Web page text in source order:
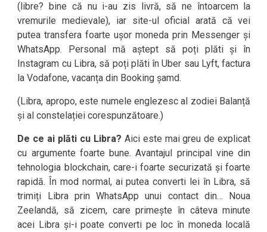
(libre? bine că nu i-au zis livră, să ne întoarcem la
vremurile medievale), iar site-ul oficial arată că vei
putea transfera foarte ușor moneda prin Messenger și
WhatsApp. Personal mă aștept să poți plăti și în
Instagram cu Libra, să poți plăti în Uber sau Lyft, factura
la Vodafone, vacanța din Booking șamd.
(Libra, apropo, este numele englezesc al zodiei Balanță
și al constelației corespunzătoare.)
De ce ai plăti cu Libra? Aici este mai greu de explicat
cu argumente foarte bune. Avantajul principal vine din
tehnologia blockchain, care-i foarte securizată și foarte
rapidă. În mod normal, ai putea converti lei în Libra, să
trimiți Libra prin WhatsApp unui contact din… Noua
Zeelandă, să zicem, care primește în câteva minute
acei Libra și-i poate converti pe loc în moneda locală